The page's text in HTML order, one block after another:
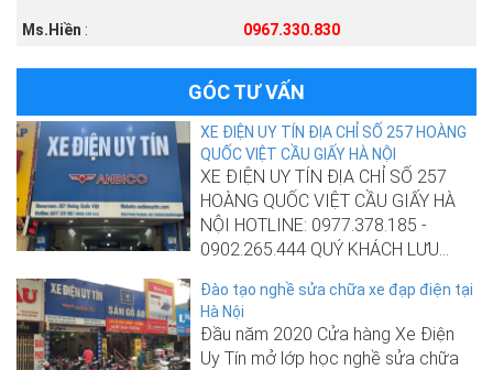
Ms.Hiền : 0967.330.830
GÓC TƯ VẤN
XE ĐIỆN UY TÍN ĐỊA CHỈ SỐ 257 HOÀNG
QUỐC VIỆT CẦU GIẤY HÀ NỘI
XE ĐIỆN UY TÍN ĐỊA CHỈ SỐ 257
HOÀNG QUỐC VIỆT CẦU GIẤY HÀ
NỘI HOTLINE: 0977.378.185 -
0902.265.444 QUÝ KHÁCH LƯU...
Đào tạo nghề sửa chữa xe đạp điện tại
Hà Nội
Đầu năm 2020 Cửa hàng Xe Điện
Uy Tín mở lớp học nghề sửa chữa